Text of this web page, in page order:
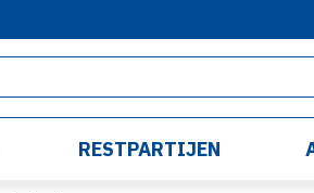
RESTPARTIJEN